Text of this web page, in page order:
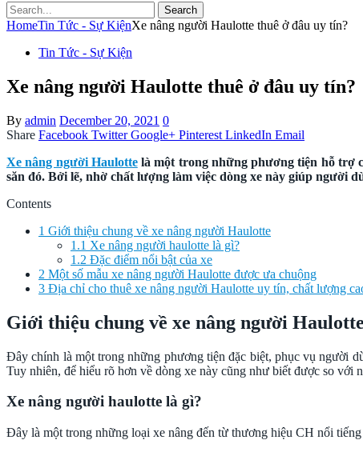
Search
HomeTin Tức - Sự KiệnXe nâng người Haulotte thuê ở đâu uy tín?
Tin Tức - Sự Kiện
Xe nâng người Haulotte thuê ở đâu uy tín?
By admin December 20, 2021 0
Share Facebook Twitter Google+ Pinterest LinkedIn Email
Xe nâng người Haulottelà một trong những phương tiện hỗ trợ
săn đó. Bởi lẽ, nhờ chất lượng làm việc dòng xe này giúp người
Contents
1 Giới thiệu chung về xe nâng người Haulotte
1.1 Xe nâng người haulotte là gì?
1.2 Đặc điểm nổi bật của xe
2 Một số mẫu xe nâng người Haulotte được ưa chuộng
3 Địa chỉ cho thuê xe nâng người Haulotte uy tín, chất lượng
Giới thiệu chung về xe nâng người Haulotte
Đây chính là một trong những phương tiện đặc biệt, phục vụ người
Tuy nhiên, để hiểu rõ hơn về dòng xe này cũng như biết được so
Xe nâng người haulotte là gì?
Đây là một trong những loại xe nâng đến từ thương hiệu CH nổi